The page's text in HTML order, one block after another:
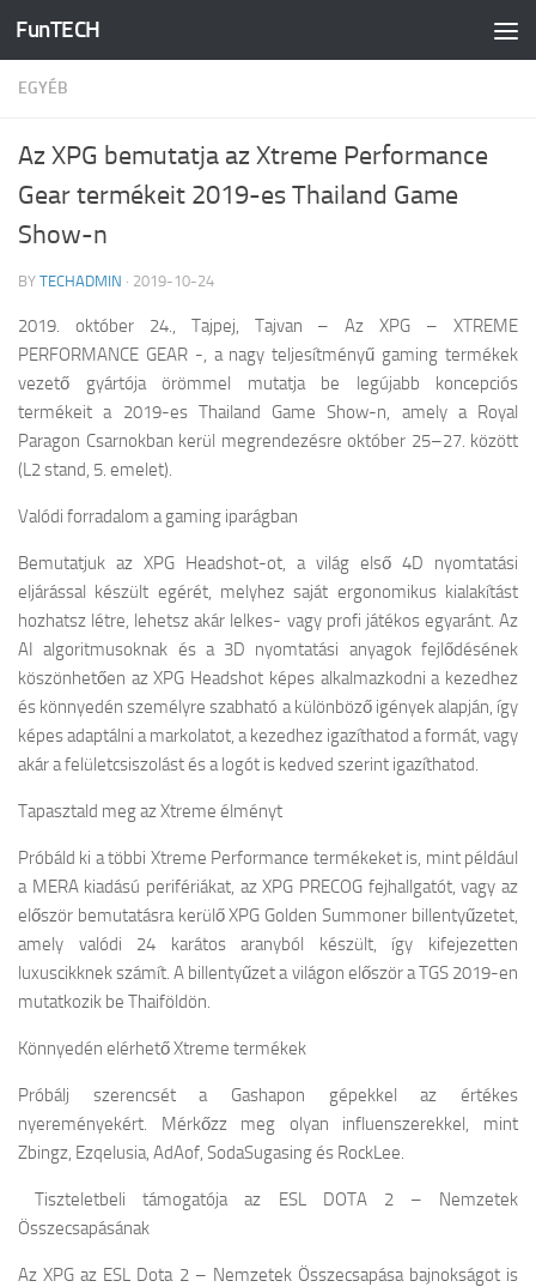
Skip to content
FunTECH
EGYÉB
Az XPG bemutatja az Xtreme Performance
Gear termékeit 2019-es Thailand Game
Show-n
BY TECHADMIN · 2019-10-24
2019. október 24., Tajpej, Tajvan – Az XPG – XTREME
PERFORMANCE GEAR -, a nagy teljesítményű gaming termékek
vezető gyártója örömmel mutatja be legújabb koncepciós
termékeit a 2019-es Thailand Game Show-n, amely a Royal
Paragon Csarnokban kerül megrendezésre október 25–27. között
(L2 stand, 5. emelet).
Valódi forradalom a gaming iparágban
Bemutatjuk az XPG Headshot-ot, a világ első 4D nyomtatási
eljárással készült egérét, melyhez saját ergonomikus kialakítást
hozhatsz létre, lehetsz akár lelkes- vagy profi játékos egyaránt. Az
AI algoritmusoknak és a 3D nyomtatási anyagok fejlődésének
köszönhetően az XPG Headshot képes alkalmazkodni a kezedhez
és könnyedén személyre szabható a különböző igények alapján, így
képes adaptálni a markolatot, a kezedhez igazíthatod a formát, vagy
akár a felületcsiszolást és a logót is kedved szerint igazíthatod.
Tapasztald meg az Xtreme élményt
Próbáld ki a többi Xtreme Performance termékeket is, mint például
a MERA kiadású perifériákat, az XPG PRECOG fejhallgatót, vagy az
először bemutatásra kerülő XPG Golden Summoner billentyűzetet,
amely valódi 24 karátos aranyból készült, így kifejezetten
luxuscikknek számít. A billentyűzet a világon először a TGS 2019-en
mutatkozik be Thaiföldön.
Könnyedén elérhető Xtreme termékek
Próbálj szerencsét a Gashapon gépekkel az értékes
nyereményekért. Mérkőzz meg olyan influenszerekkel, mint
Zbingz, Ezqelusia, AdAof, SodaSugasing és RockLee.
Tiszteletbeli támogatója az ESL DOTA 2 – Nemzetek
Összecsapásának
Az XPG az ESL Dota 2 – Nemzetek Összecsapása bajnokságot is